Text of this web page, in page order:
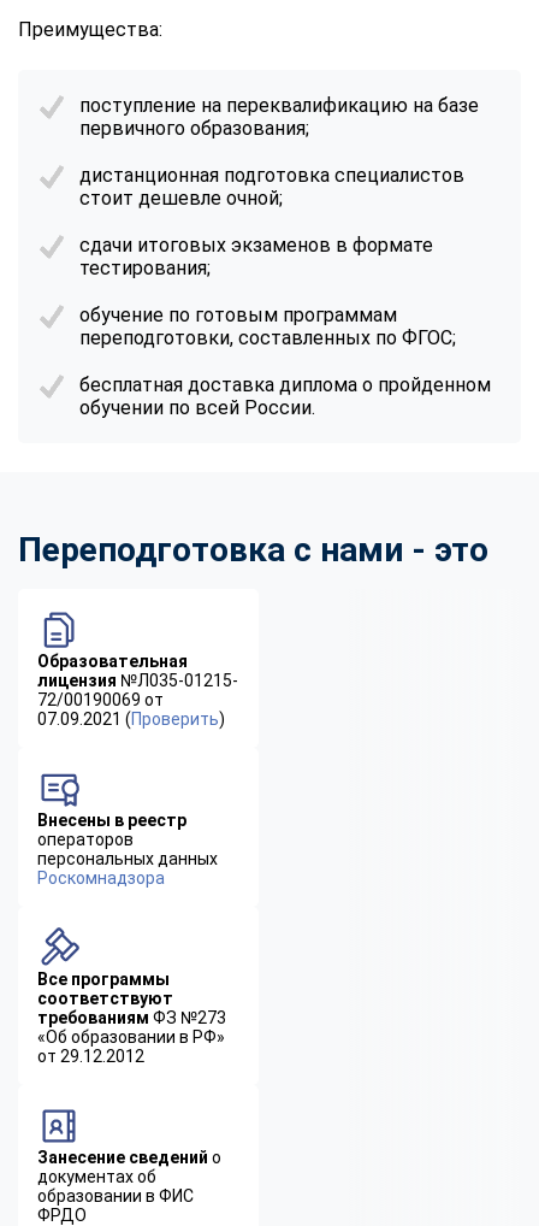
Преимущества:
поступление на переквалификацию на базе
первичного образования;
дистанционная подготовка специалистов
стоит дешевле очной;
сдачи итоговых экзаменов в формате
тестирования;
обучение по готовым программам
переподготовки, составленных по ФГОС;
бесплатная доставка диплома о пройденном
обучении по всей России.
Переподготовка с нами - это
Образовательная
лицензия №Л035-01215-
72/00190069 от
07.09.2021 (Проверить)
Внесены в реестр
операторов
персональных данных
Роскомнадзора
Все программы
соответствуют
требованиям ФЗ №273
«Об образовании в РФ»
от 29.12.2012
Занесение сведений о
документах об
образовании в ФИС
ФРДО